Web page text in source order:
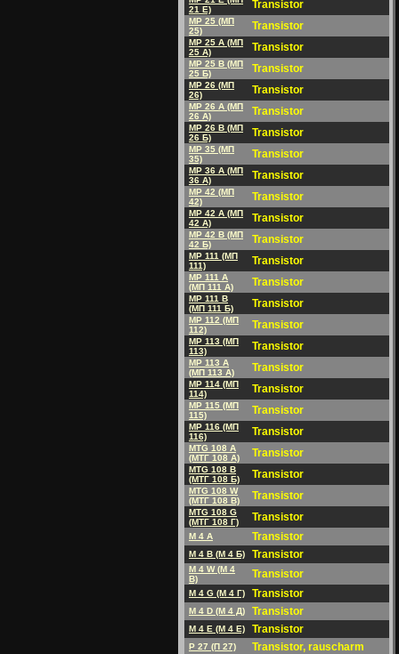
21 E)
Transistor
MP 25 (MП
25)
Transistor
MP 25 A (MП
25 A)
Transistor
MP 25 B (MП
25 Б)
Transistor
MP 26 (MП
26)
Transistor
MP 26 A (MП
26 A)
Transistor
MP 26 B (MП
26 Б)
Transistor
MP 35 (MП
35)
Transistor
MP 36 A (MП
36 A)
Transistor
MP 42 (MП
42)
Transistor
MP 42 A (MП
42 A)
Transistor
MP 42 B (MП
42 Б)
Transistor
MP 111 (MП
111)
Transistor
MP 111 A
(MП 111 A)
Transistor
MP 111 B
(MП 111 Б)
Transistor
MP 112 (MП
112)
Transistor
MP 113 (MП
113)
Transistor
MP 113 A
(MП 113 A)
Transistor
MP 114 (MП
114)
Transistor
MP 115 (MП
115)
Transistor
MP 116 (MП
116)
Transistor
MTG 108 A
(MTГ 108 A)
Transistor
MTG 108 B
(MTГ 108 Б)
Transistor
MTG 108 W
(MTГ 108 B)
Transistor
MTG 108 G
(MTГ 108 Г)
Transistor
M 4 A Transistor
M 4 B (M 4 Б) Transistor
M 4 W (M 4
B)
Transistor
M 4 G (M 4 Г) Transistor
M 4 D (M 4 Д) Transistor
M 4 E (M 4 E) Transistor
P 27 (П 27) Transistor, rauscharm